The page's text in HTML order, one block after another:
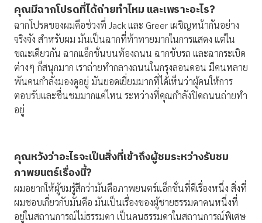
คุณมีฉากโปรดที่ได้ถ่ายทำไหม และเพราะอะไร?
ฉากโปรดของผมคือช่วงที่ Jack และ Greer เผชิญหน้ากันอย่าง
จริงจัง สำหรับผม มันเป็นฉากที่ท้าทายมากในการแสดง แต่ใน
ขณะเดียวกัน ฉากแอ็กชั่นบนท้องถนน ฉากขับรถ และฉากระเบิด
ต่างๆ ก็สนุกมาก เราถ่ายทำกลางถนนในกรุงลอนดอน มีคนหลาย
พันคนกำลังมองดูอยู่ มันยอดเยี่ยมมากที่ได้เห็นว่าผู้คนให้การ
ตอบรับและชื่นชมมากแค่ไหน ระหว่างที่คุณกำลังปิดถนนถ่ายทำ
อยู่
คุณหวังว่าอะไรจะเป็นสิ่งที่เข้าถึงผู้ชมระหว่างรับชม
ภาพยนตร์เรื่องนี้?
ผมอยากให้ผู้ชมรู้สึกว่ามันคือภาพยนตร์แอ็กชั่นที่ดีเรื่องหนึ่ง สิ่งที่
ผมชอบเกี่ยวกับมันคือ มันเป็นเรื่องของผู้ชายธรรมดาคนหนึ่งที่
อยู่ในสถานการณ์ไม่ธรรมดา เป็นคนธรรมดาในสถานการณ์พิเศษ